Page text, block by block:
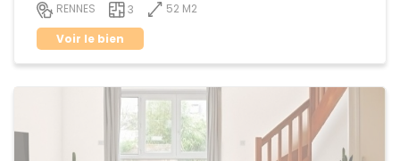
RENNES 3
52 M2
Voir le bien